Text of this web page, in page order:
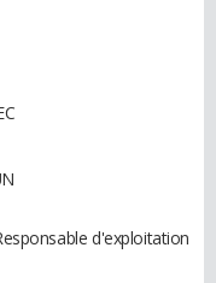
d'exploitation